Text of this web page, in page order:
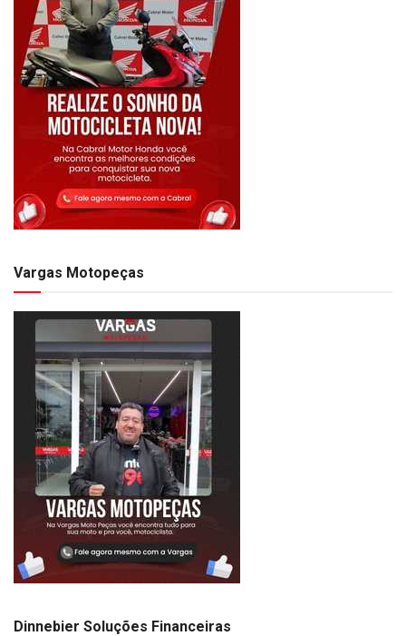
Vargas Motopeças
Dinnebier Soluções Financeiras